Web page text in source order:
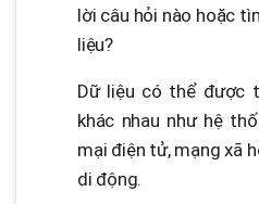
lời câu hỏi nào hoặc
liệu?
Dữ liệu có thể được
khác nhau như hệ
mại điện tử, mạng xã
di động.